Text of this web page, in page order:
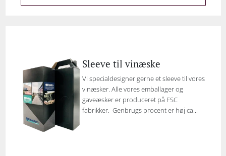
Sleeve til vinæske
Vi specialdesigner gerne et sleeve til vores
vinæsker. Alle vores emballager og
gaveæsker er produceret på FSC
fabrikker. Genbrugs procent er høj ca...